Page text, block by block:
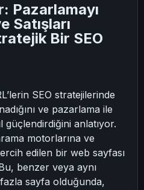
Pazarlamayı
Satışları
Bir SEO
SEO stratejilerinde
ve pazarlama ile
güçlendirdiğini anlatıyor.
motorlarına ve
edilen bir web sayfası
benzer veya aynı
sayfa olduğunda,